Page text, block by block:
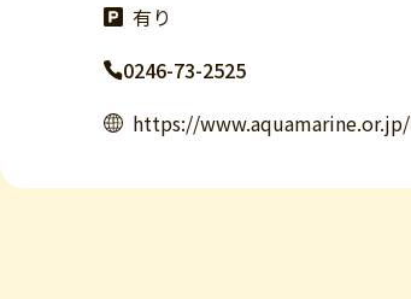
有り
0246-73-2525
https://www.aquamarine.or.jp/